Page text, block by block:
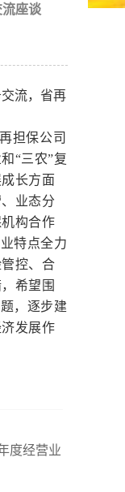
座谈
流，省再
担保公司
“三农”复
长方面
业态分
构合作
特点全力
控、合
希望围
，逐步建
发展作
度经营业